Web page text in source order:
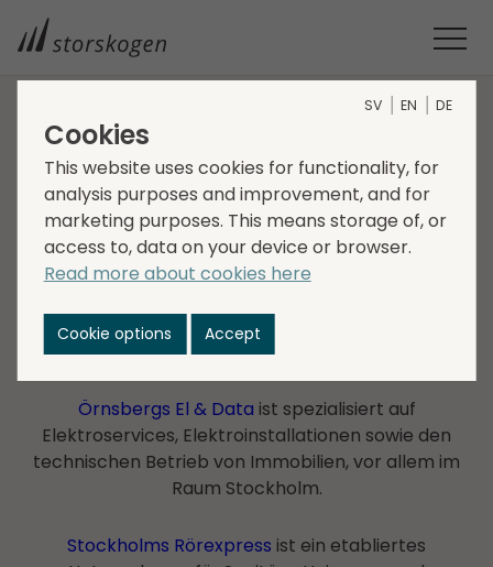
UNTERNEHMEN IM GESCHÄFTS­BEREICH SERVICES
Mälardalens
Installationspartner
Unternehmen Örnsbergs El & Data und Stockholms
Rörexpress.
Örnsbergs El & Data ist spezialisiert auf
Elektroservices, Elektroinstallationen sowie den
technischen Betrieb von Immobilien, vor allem im
Raum Stockholm.
Stockholms Rörexpress ist ein etabliertes
SV EN DE
Cookies
This website uses cookies for functionality, for
analysis purposes and improvement, and for
marketing purposes. This means storage of, or
access to, data on your device or browser.
Read more about cookies here
Cookie options Accept